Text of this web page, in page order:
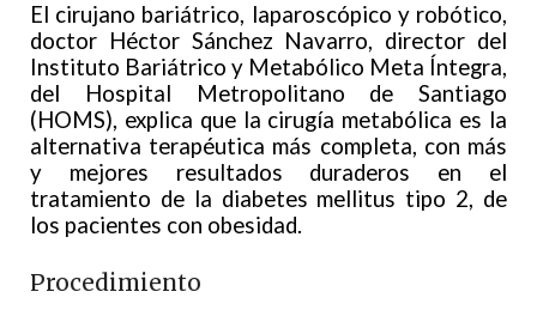
El cirujano bariátrico, laparoscópico y robótico,
doctor Héctor Sánchez Navarro, director del
Instituto Bariátrico y Metabólico Meta Íntegra,
del Hospital Metropolitano de Santiago
(HOMS), explica que la cirugía metabólica es la
alternativa terapéutica más completa, con más
y mejores resultados duraderos en el
tratamiento de la diabetes mellitus tipo 2, de
los pacientes con obesidad.
Procedimiento